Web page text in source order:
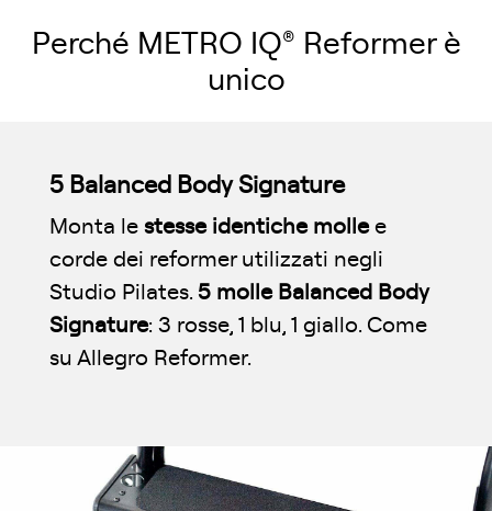
Perché METRO IQ® Reformer è
unico
5 Balanced Body Signature
Monta le stesse identiche mollee
corde dei reformer utilizzati negli
Studio Pilates. 5 molle Balanced Body
Signature: 3 rosse, 1 blu, 1 giallo. Come
su Allegro Reformer.